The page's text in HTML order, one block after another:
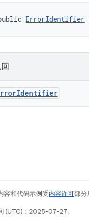
ErrorIdentifier
Identifier
容和代码示例受内容许可部分
(UTC)：2025-07-27。